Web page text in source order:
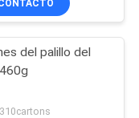
del palillo del